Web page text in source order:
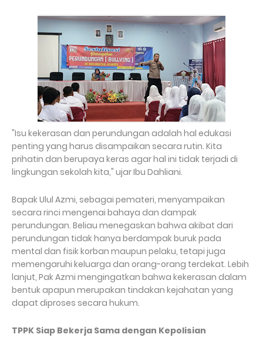
"Isu kekerasan dan perundungan adalah hal edukasi
penting yang harus disampaikan secara rutin. Kita
prihatin dan berupaya keras agar hal ini tidak terjadi di
lingkungan sekolah kita," ujar Ibu Dahliani.
​Bapak Ulul Azmi, sebagai pemateri, menyampaikan
secara rinci mengenai bahaya dan dampak
perundungan. Beliau menegaskan bahwa akibat dari
perundungan tidak hanya berdampak buruk pada
mental dan fisik korban maupun pelaku, tetapi juga
memengaruhi keluarga dan orang-orang terdekat. Lebih
lanjut, Pak Azmi mengingatkan bahwa kekerasan dalam
bentuk apapun merupakan tindakan kejahatan yang
dapat diproses secara hukum.
TPPK Siap Bekerja Sama dengan Kepolisian